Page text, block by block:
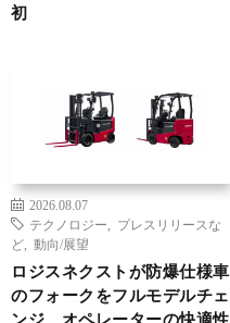
初
2026.08.07
テクノロジー
プレスリリースな
ど
動向/展望
ロジスネクストが防爆仕様車
のフォークをフルモデルチェ
ンジ、オペレーターの快適性